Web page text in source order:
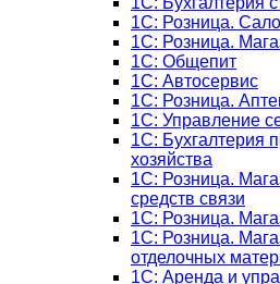
1С: Розница.
1С: Розница.
1C: Общепит
1С: Автосервис
1С: Розница.
1С: Управление
1С: Бухгалтерия
хозяйства
1С: Розница.
средств связи
1С: Розница.
1С: Розница.
отделочных
1С: Аренда и